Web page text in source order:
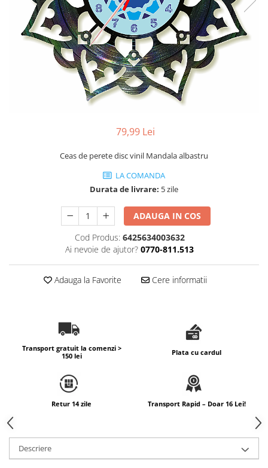
Accesorii și Difuzoare
Difuzoare Uleiuri Clasice
Suporți Conuri & bețe parfumate
Suporți Conuri Backflow
Profesionale
Flacoane & Recipiente
Cutii carton și soluții de expediere
Soluții Retail, B2B & Display
(Volume Mari)
Parfum pentru rufe (Bax/Vrac)
Uleiuri parfumate aromaterapie
Odorizante Auto cu Pulverizator
79,99 Lei
Ceas de perete disc vinil Mandala albastru
LA COMANDA
Durata de livrare: 5 zile
ADAUGA IN COS
Cod Produs: 6425634003632
Ai nevoie de ajutor? 0770-811.513
Adauga la Favorite Cere informatii
Transport gratuit la comenzi >
150 lei
Plata cu cardul
Retur 14 zile Transport Rapid – Doar 16 Lei!
Descriere